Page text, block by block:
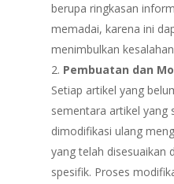
berupa ringkasan
memadai, karena ini
menimbulkan
Pembuatan dan
Setiap artikel yang
sementara artikel yang
dimodifikasi ulang
yang telah disesuaikan
spesifik. Proses